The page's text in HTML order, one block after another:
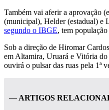
Também vai aferir a aprovação
(municipal), Helder (estadual) e
segundo o IBGE, tem
Sob a direção de Hiromar
em Altamira, Uruará e Vitória
ouvirá o pulsar das ruas pela 1ª
— ARTIGOS